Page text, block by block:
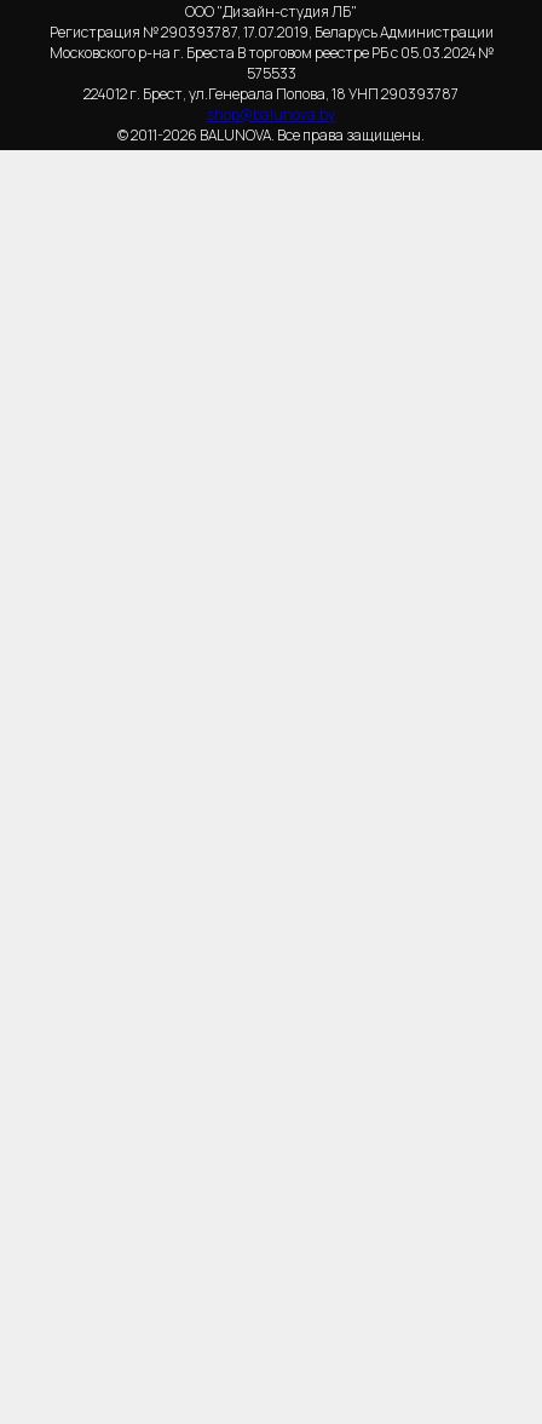
ООО "Дизайн-студия ЛБ"
Регистрация № 290393787, 17.07.2019, Беларусь Администрации
Московского р-на г. Бреста В торговом реестре РБ с 05.03.2024 №
575533
224012 г. Брест, ул.Генерала Попова, 18 УНП 290393787
shop@balunova.by
© 2011-2026 BALUNOVA. Все права защищены.